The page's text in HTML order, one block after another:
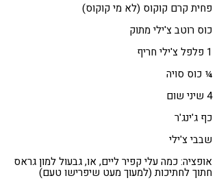
פחית קרם קוקוס (לא מי קוקוס)
כוס רוטב צ'ילי מתוק
1 פלפל צ'ילי חריף
¼ כוס סויה
4 שיני שום
כף ג'ינג'ר
שבבי צ'ילי
אופציה: כמה עלי קפיר ליים, או, גבעול למון גראס
חתוך לחתיכות (למעוך מעט שיפרישו טעם)